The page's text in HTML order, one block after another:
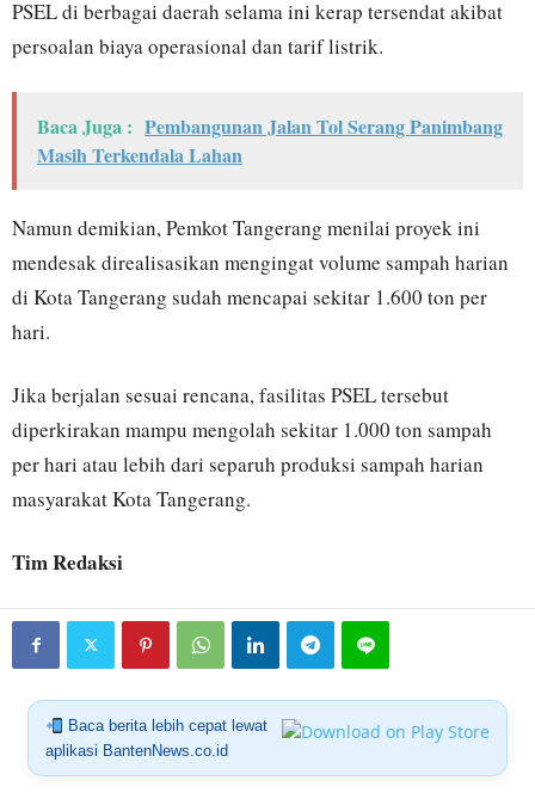
PSEL di berbagai daerah selama ini kerap tersendat akibat
persoalan biaya operasional dan tarif listrik.
Baca Juga : Pembangunan Jalan Tol Serang Panimbang
Masih Terkendala Lahan
Namun demikian, Pemkot Tangerang menilai proyek ini
mendesak direalisasikan mengingat volume sampah harian
di Kota Tangerang sudah mencapai sekitar 1.600 ton per
hari.
Jika berjalan sesuai rencana, fasilitas PSEL tersebut
diperkirakan mampu mengolah sekitar 1.000 ton sampah
per hari atau lebih dari separuh produksi sampah harian
masyarakat Kota Tangerang.
Tim Redaksi
Baca berita lebih cepat lewat
aplikasi BantenNews.co.id